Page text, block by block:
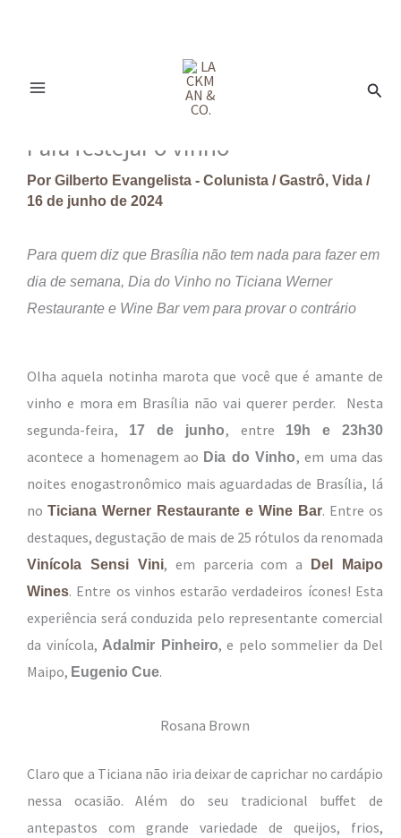
Para festejar o vinho
Por Gilberto Evangelista - Colunista /Gastrô, Vida /
16 de junho de 2024
Para quem diz que Brasília não tem nada para fazer em
dia de semana, Dia do Vinho no Ticiana Werner
Restaurante e Wine Bar vem para provar o contrário
Olha aquela notinha marota que você que é amante de
vinho e mora em Brasília não vai querer perder. Nesta
segunda-feira,
17 de junho, entre 19h e 23h30
acontece a homenagem ao Dia do Vinho, em uma das
noites enogastronômico mais aguardadas de Brasília, lá
no Ticiana Werner Restaurante e Wine Bar. Entre os
destaques, degustação de mais de 25 rótulos da renomada
Vinícola Sensi Vini, em parceria com a
Del Maipo
Wines. Entre os vinhos estarão verdadeiros ícones! Esta
experiência será conduzida pelo representante comercial
da vinícola, Adalmir Pinheiro, e pelo sommelier da Del
Maipo, Eugenio Cue.
Rosana Brown
Claro que a Ticiana não iria deixar de caprichar no cardápio
nessa ocasião. Além do seu tradicional buffet de
antepastos com grande variedade de queijos, frios,